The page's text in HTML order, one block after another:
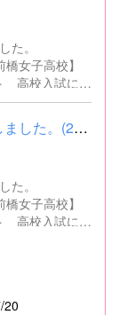
た。
女子高校】
高校入試に関
入学者選抜に関する情報を以下に掲載しました。(2026.8.4) ■令和...
た。
女子高校】
高校入試に関
20